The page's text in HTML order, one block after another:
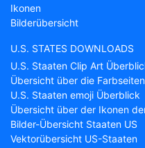
Ikonen
Bilderübersicht
U.S. STATES DOWNLOADS
U.S. Staaten Clip Art
Übersicht über die
U.S. Staaten emoji Überblick
Übersicht über der Ikonen
Bilder-Übersicht Staaten US
Vektorübersicht US-Staaten